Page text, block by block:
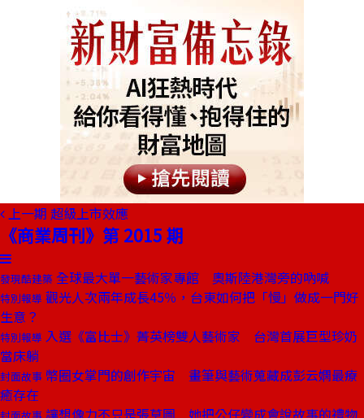
上一期 超級上市效應
《商業周刊》第 2015 期
發現酷建築 全球最大單一藝術家專館 奧斯陸港灣旁的吶喊
特別報導 觀光人次兩年成長45％，台東如何把「慢」做成一門好
生意？
特別報導 入選《富比士》菁英榜雙人藝術家 台灣首展巨型珍奶
當床躺
封面故事 幣圈女掌門的創作宇宙 畫筆與藝術蒐藏成彭云嫻最療
癒存在
讓想像力不只是張草圖 她把公仔變成會說故事的禮物